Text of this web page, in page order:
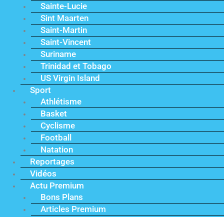
Sainte-Lucie
Sint Maarten
Saint-Martin
Saint-Vincent
Suriname
Trinidad et Tobago
US Virgin Island
Sport
Athlétisme
Basket
Cyclisme
Football
Natation
Reportages
Vidéos
Actu Premium
Bons Plans
Articles Premium